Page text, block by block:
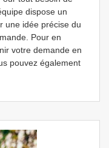
dispose un
une idée précise du
Pour en
votre demande en
pouvez également